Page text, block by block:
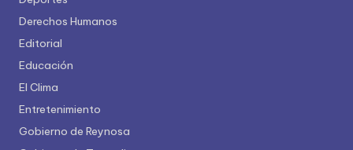
Derechos Humanos
Editorial
Educación
El Clima
Entretenimiento
Gobierno de Reynosa